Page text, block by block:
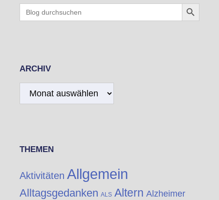
for:
Search Button
ARCHIV
Archiv
THEMEN
Aktivitäten Allgemein
Alltagsgedanken ALS Altern Alzheimer